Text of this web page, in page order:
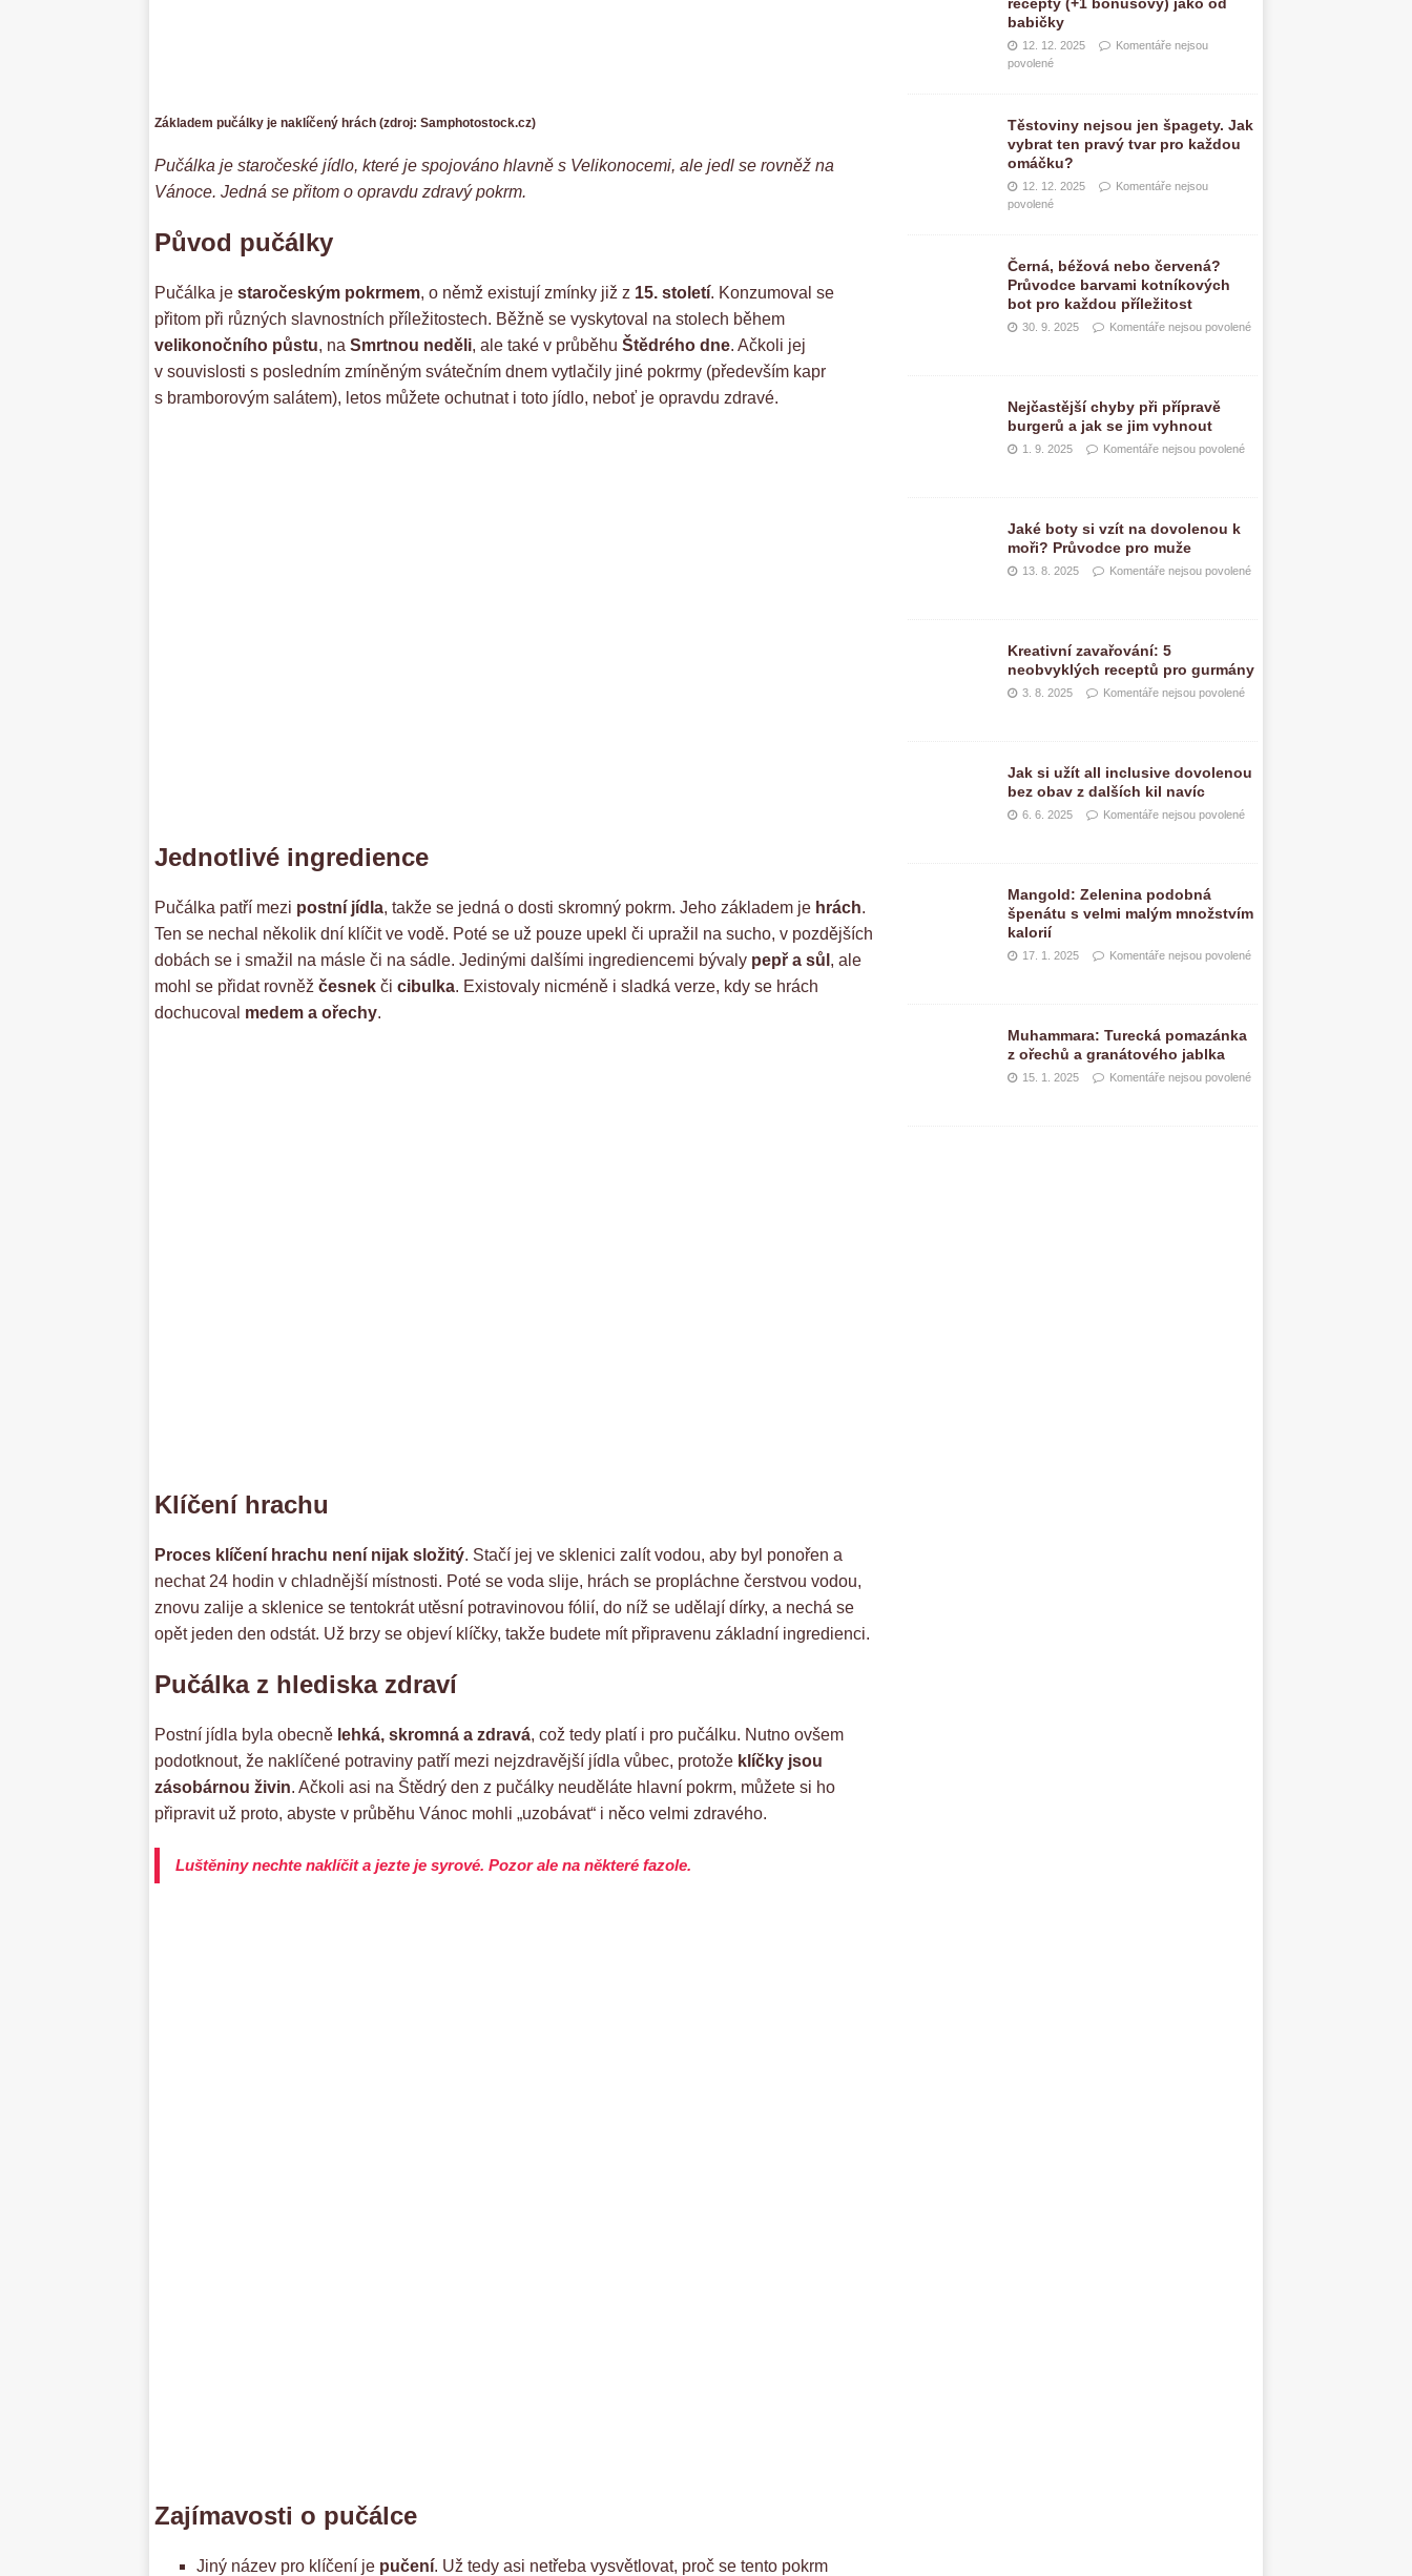
Základem pučálky je naklíčený hrách (zdroj: Samphotostock.cz)
Pučálka je staročeské jídlo, které je spojováno hlavně s Velikonocemi, ale jedl se rovněž na
Vánoce. Jedná se přitom o opravdu zdravý pokrm.
Původ pučálky
Pučálka je staročeským pokrmem, o němž existují zmínky již z 15. století. Konzumoval se
přitom při různých slavnostních příležitostech. Běžně se vyskytoval na stolech během
velikonočního půstu, na Smrtnou neděli, ale také v průběhu Štědrého dne. Ačkoli jej
v souvislosti s posledním zmíněným svátečním dnem vytlačily jiné pokrmy (především kapr
s bramborovým salátem), letos můžete ochutnat i toto jídlo, neboť je opravdu zdravé.
Jednotlivé ingredience
Pučálka patří mezi postní jídla, takže se jedná o dosti skromný pokrm. Jeho základem je hrách.
Ten se nechal několik dní klíčit ve vodě. Poté se už pouze upekl či upražil na sucho, v pozdějších
dobách se i smažil na másle či na sádle. Jedinými dalšími ingrediencemi bývaly pepř a sůl , ale
mohl se přidat rovněž česnek či cibulka. Existovaly nicméně i sladká verze, kdy se hrách
dochucoval medem a ořechy.
Klíčení hrachu
Proces klíčení hrachu není nijak složitý. Stačí jej ve sklenici zalít vodou, aby byl ponořen a
nechat 24 hodin v chladnější místnosti. Poté se voda slije, hrách se propláchne čerstvou vodou,
znovu zalije a sklenice se tentokrát utěsní potravinovou fólií, do níž se udělají dírky, a nechá se
opět jeden den odstát. Už brzy se objeví klíčky, takže budete mít připravenu základní ingredienci.
Pučálka z hlediska zdraví
Postní jídla byla obecně lehká, skromná a zdravá, což tedy platí i pro pučálku. Nutno ovšem
podotknout, že naklíčené potraviny patří mezi nejzdravější jídla vůbec, protože klíčky jsou
zásobárnou živin. Ačkoli asi na Štědrý den z pučálky neuděláte hlavní pokrm, můžete si ho
připravit už proto, abyste v průběhu Vánoc mohli „uzobávat“ i něco velmi zdravého.
Luštěniny nechte naklíčit a jezte je syrové. Pozor ale na některé fazole.
Zajímavosti o pučálce
Jiný název pro klíčení je pučení. Už tedy asi netřeba vysvětlovat, proč se tento pokrm
babičky
12. 12. 2025
Komentáře nejsou
povolené
Těstoviny nejsou jen špagety. Jak
vybrat ten pravý tvar pro každou
omáčku?
12. 12. 2025
Komentáře nejsou
povolené
Černá, béžová nebo červená?
Průvodce barvami kotníkových
bot pro každou příležitost
30. 9. 2025 Komentáře nejsou povolené
Nejčastější chyby při přípravě
burgerů a jak se jim vyhnout
1. 9. 2025 Komentáře nejsou povolené
Jaké boty si vzít na dovolenou k
moři? Průvodce pro muže
13. 8. 2025 Komentáře nejsou povolené
Kreativní zavařování: 5
neobvyklých receptů pro gurmány
3. 8. 2025 Komentáře nejsou povolené
Jak si užít all inclusive dovolenou
bez obav z dalších kil navíc
6. 6. 2025 Komentáře nejsou povolené
Mangold: Zelenina podobná
špenátu s velmi malým množstvím
kalorií
17. 1. 2025 Komentáře nejsou povolené
Muhammara: Turecká pomazánka
z ořechů a granátového jablka
15. 1. 2025 Komentáře nejsou povolené